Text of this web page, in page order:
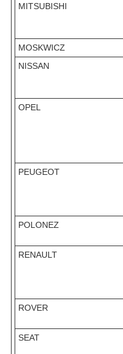
MITSUBISHI
MOSKWICZ
NISSAN
OPEL
PEUGEOT
POLONEZ
RENAULT
ROVER
SEAT